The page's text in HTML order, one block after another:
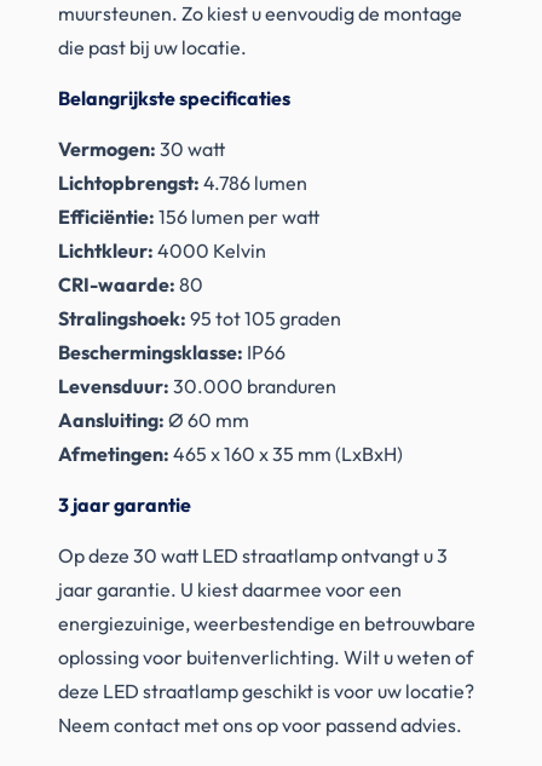
muursteunen. Zo kiest u eenvoudig de montage
die past bij uw locatie.
Belangrijkste specificaties
Vermogen: 30 watt
Lichtopbrengst: 4.786 lumen
Efficiëntie: 156 lumen per watt
Lichtkleur: 4000 Kelvin
CRI-waarde: 80
Stralingshoek: 95 tot 105 graden
Beschermingsklasse: IP66
Levensduur: 30.000 branduren
Aansluiting: Ø 60 mm
Afmetingen: 465 x 160 x 35 mm (LxBxH)
3 jaar garantie
Op deze 30 watt LED straatlamp ontvangt u 3
jaar garantie. U kiest daarmee voor een
energiezuinige, weerbestendige en betrouwbare
oplossing voor buitenverlichting. Wilt u weten of
deze LED straatlamp geschikt is voor uw locatie?
Neem contact met ons op voor passend advies.